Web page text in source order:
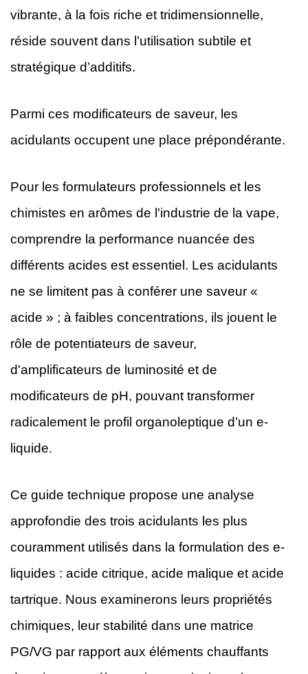
vibrante, à la fois riche et tridimensionnelle,
réside souvent dans l’utilisation subtile et
stratégique d’additifs.
Parmi ces modificateurs de saveur, les
acidulants occupent une place prépondérante.
Pour les formulateurs professionnels et les
chimistes en arômes de l'industrie de la vape,
comprendre la performance nuancée des
différents acides est essentiel. Les acidulants
ne se limitent pas à conférer une saveur «
acide » ; à faibles concentrations, ils jouent le
rôle de potentiateurs de saveur,
d'amplificateurs de luminosité et de
modificateurs de pH, pouvant transformer
radicalement le profil organoleptique d’un e-
liquide.
Ce guide technique propose une analyse
approfondie des trois acidulants les plus
couramment utilisés dans la formulation des e-
liquides : acide citrique, acide malique et acide
tartrique. Nous examinerons leurs propriétés
chimiques, leur stabilité dans une matrice
PG/VG par rapport aux éléments chauffants